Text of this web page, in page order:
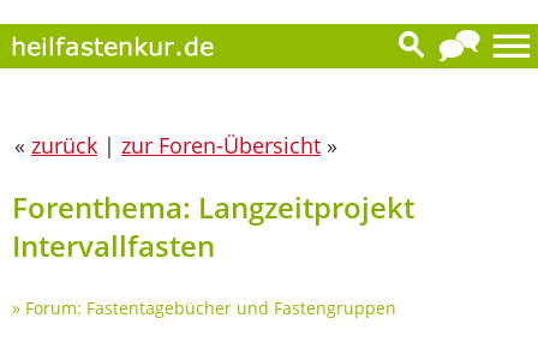
« zurück | zur Foren-Übersicht »
Forenthema: Langzeitprojekt
Intervallfasten
» Forum: Fastentagebücher und Fastengruppen